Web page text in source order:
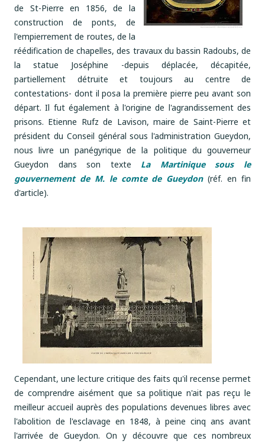
de St-Pierre en 1856, de la
construction de ponts, de
l'empierrement de routes, de la
réédification de chapelles, des travaux du bassin Radoubs, de
la statue Joséphine -depuis déplacée, décapitée,
partiellement détruite et toujours au centre de
contestations- dont il posa la première pierre peu avant son
départ. Il fut également à l'origine de l'agrandissement des
prisons. Etienne Rufz de Lavison, maire de Saint-Pierre et
président du Conseil général sous l'administration Gueydon,
nous livre un panégyrique de la politique du gouverneur
Gueydon dans son texte La Martinique sous le
gouvernement de M. le comte de Gueydon(réf. en fin
d'article).
Cependant, une lecture critique des faits qu'il recense permet
de comprendre aisément que sa politique n'ait pas reçu le
meilleur accueil auprès des populations devenues libres avec
l'abolition de l'esclavage en 1848, à peine cinq ans avant
l'arrivée de Gueydon. On y découvre que ces nombreux